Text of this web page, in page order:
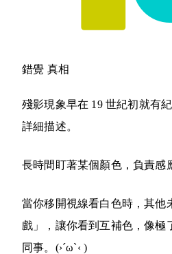
錯覺 真相
殘影現象早在 19 世紀初就有
詳細描述。
長時間盯著某個顏色，負責感
當你移開視線看白色時，其他
戲」，讓你看到互補色，像極
同事。 (›´ω`‹ )